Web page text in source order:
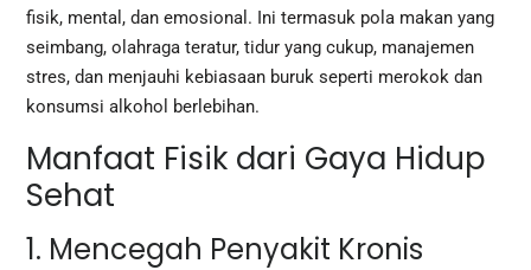
fisik, mental, dan emosional. Ini termasuk pola makan yang
seimbang, olahraga teratur, tidur yang cukup, manajemen
stres, dan menjauhi kebiasaan buruk seperti merokok dan
konsumsi alkohol berlebihan.
Manfaat Fisik dari Gaya Hidup
Sehat
1. Mencegah Penyakit Kronis